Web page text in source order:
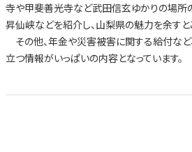
寺や甲斐善光寺など武田信玄ゆかりの場所
昇仙峡などを紹介し、山梨県の魅力を余すと
その他、年金や災害被害に関する給付な
立つ情報がいっぱいの内容となっています。